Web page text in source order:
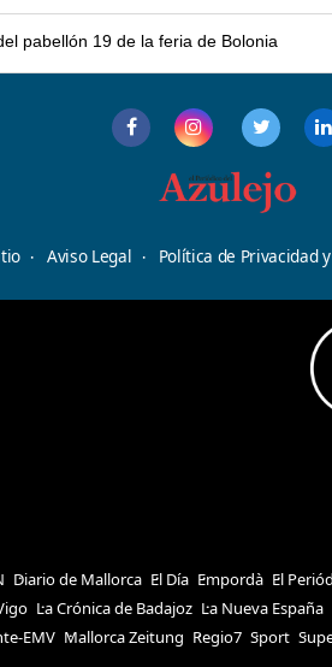
pabellón 19 de la feria de Bolonia
Aviso Legal Política de Privacidad
Diario de Mallorca El Día Empordà El
La Crónica de Badajoz La Nueva España
EMV Mallorca Zeitung Regio7 Sport